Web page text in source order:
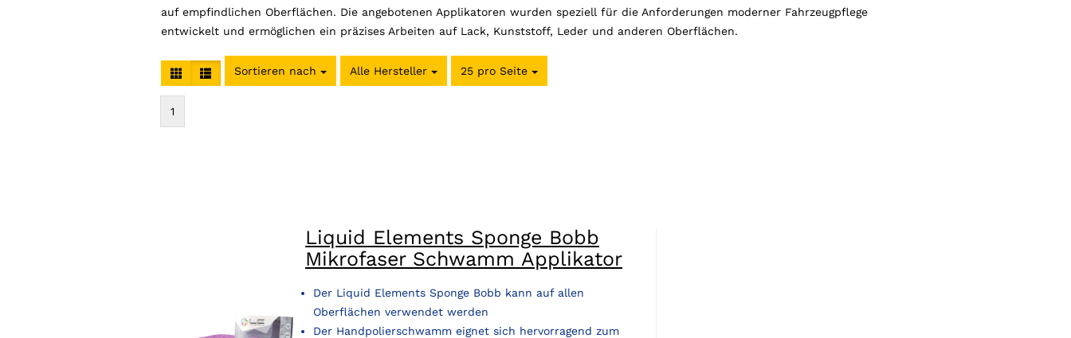
auf empfindlichen Oberflächen. Die angebotenen Applikatoren wurden speziell für die Anforderungen moderner Fahrzeugpflege
entwickelt und ermöglichen ein präzises Arbeiten auf Lack, Kunststoff, Leder und anderen Oberflächen.
Sortieren nach Alle Hersteller 25 pro Seite
pro Seite
1
Liquid Elements Sponge Bobb
Mikrofaser Schwamm Applikator
Der Liquid Elements Sponge Bobb kann auf allen
Oberflächen verwendet werden
Der Handpolierschwamm eignet sich hervorragend zum